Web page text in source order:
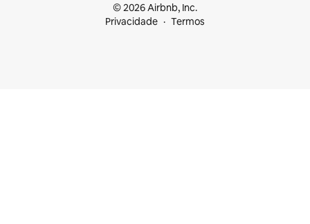
© 2026 Airbnb, Inc.
Privacidade
Termos